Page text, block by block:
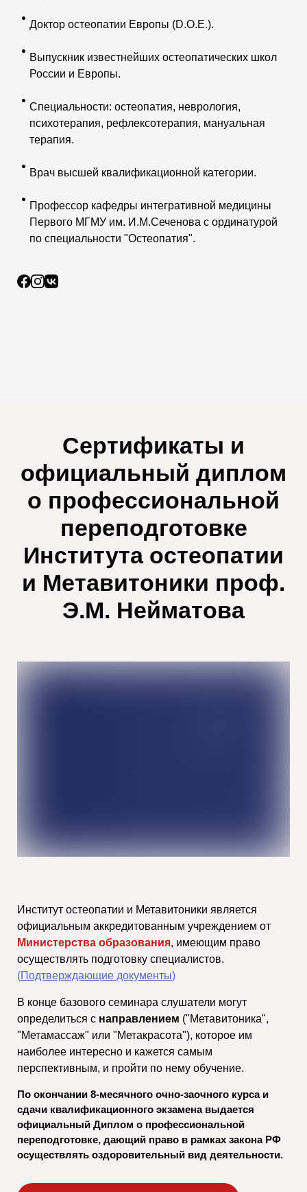
Доктор остеопатии Европы (D.O.E.).
Выпускник известнейших остеопатических школ
России и Европы.
Специальности: остеопатия, неврология,
психотерапия, рефлексотерапия, мануальная
терапия.
Врач высшей квалификационной категории.
Профессор кафедры интегративной медицины
Первого МГМУ им. И.М.Сеченова с ординатурой
по специальности "Остеопатия".
Сертификаты и
официальный диплом
о профессиональной
переподготовке
Института остеопатии
и Метавитоники проф.
Э.М. Нейматова
Институт остеопатии и Метавитоники является
официальным аккредитованным учреждением от
Министерства образования, имеющим право
осуществлять подготовку специалистов.
(Подтверждающие документы)
В конце базового семинара слушатели могут
определиться с направлением ("Метавитоника",
"Метамассаж" или "Метакрасота"), которое им
наиболее интересно и кажется самым
перспективным, и пройти по нему обучение.
По окончании 8-месячного очно-заочного курса и
сдачи квалификационного экзамена выдается
официальный Диплом о профессиональной
переподготовке, дающий право в рамках закона РФ
осуществлять оздоровительный вид деятельности.